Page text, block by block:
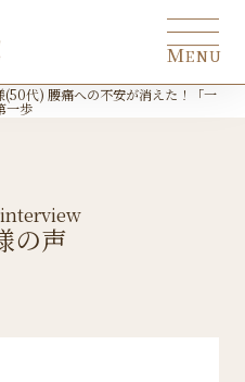
おすすめ
MENU
(50代) 腰痛への不安が消えた！「一
一歩
の声